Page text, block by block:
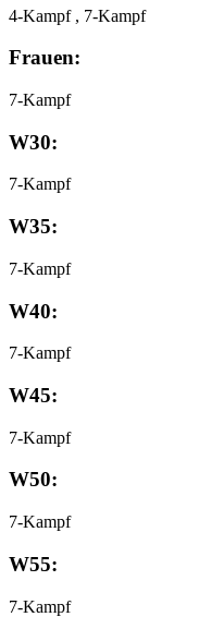
4-Kampf , 7-Kampf
Frauen:
7-Kampf
W30:
7-Kampf
W35:
7-Kampf
W40:
7-Kampf
W45:
7-Kampf
W50:
7-Kampf
W55:
7-Kampf